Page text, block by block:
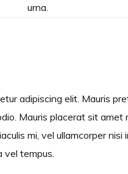
urna.
adipiscing elit. Mauris
Mauris placerat sit
mi, vel ullamcorper
vel tempus.